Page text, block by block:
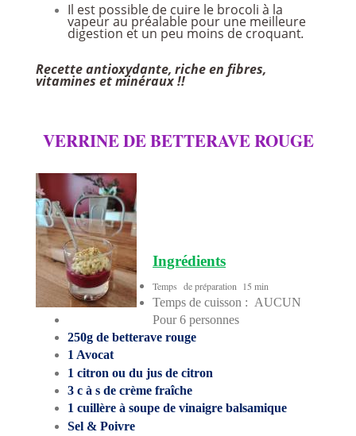
Il est possible de cuire le brocoli à la
vapeur au préalable pour une meilleure
digestion et un peu moins de croquant.
Recette antioxydante, riche en fibres,
vitamines et minéraux !!
VERRINE DE BETTERAVE ROUGE
Ingrédients
Temps de préparation 15 min
Temps de cuisson : AUCUN
Pour 6 personnes
250g de betterave rouge
1 Avocat
1 citron ou du jus de citron
3 c à s de crème fraîche
1 cuillère à soupe de vinaigre balsamique
Sel & Poivre